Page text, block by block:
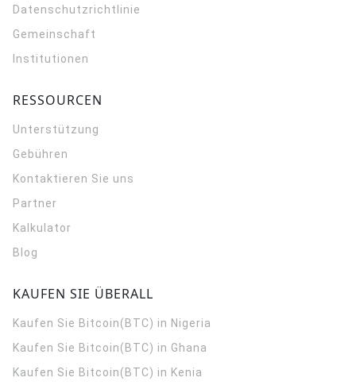
Datenschutzrichtlinie
Gemeinschaft
Institutionen
RESSOURCEN
Unterstützung
Gebühren
Kontaktieren Sie uns
Partner
Kalkulator
Blog
KAUFEN SIE ÜBERALL
Kaufen Sie Bitcoin(BTC) in Nigeria
Kaufen Sie Bitcoin(BTC) in Ghana
Kaufen Sie Bitcoin(BTC) in Kenia